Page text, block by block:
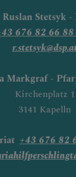
Stetsyk -
676 82 66
Markgraf -
Kirchenplatz 1
3141 Kapelln
+43 676 82